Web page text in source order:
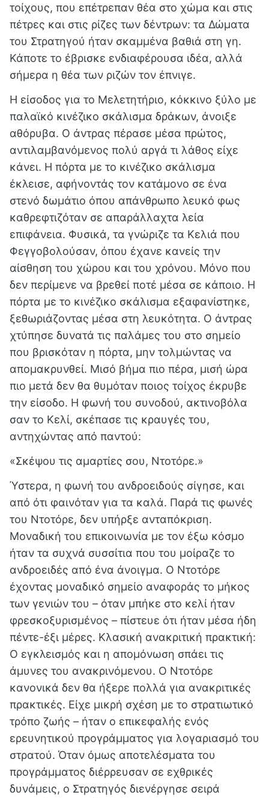
τοίχους, που επέτρεπαν θέα στο χώμα και στις
πέτρες και στις ρίζες των δέντρων: τα Δώματα
του Στρατηγού ήταν σκαμμένα βαθιά στη γη.
Κάποτε το έβρισκε ενδιαφέρουσα ιδέα, αλλά
σήμερα η θέα των ριζών τον έπνιγε.
Η είσοδος για το Μελετητήριο, κόκκινο ξύλο με
παλαϊκό κινέζικο σκάλισμα δράκων, άνοιξε
αθόρυβα. Ο άντρας πέρασε μέσα πρώτος,
αντιλαμβανόμενος πολύ αργά τι λάθος είχε
κάνει. Η πόρτα με το κινέζικο σκάλισμα
έκλεισε, αφήνοντάς τον κατάμονο σε ένα
στενό δωμάτιο όπου απάνθρωπο λευκό φως
καθρεφτιζόταν σε απαράλλαχτα λεία
επιφάνεια. Φυσικά, τα γνώριζε τα Κελιά που
Φεγγοβολούσαν, όπου έχανε κανείς την
αίσθηση του χώρου και του χρόνου. Μόνο που
δεν περίμενε να βρεθεί ποτέ μέσα σε κάποιο. Η
πόρτα με το κινέζικο σκάλισμα εξαφανίστηκε,
ξεθωριάζοντας μέσα στη λευκότητα. Ο άντρας
χτύπησε δυνατά τις παλάμες του στο σημείο
που βρισκόταν η πόρτα, μην τολμώντας να
απομακρυνθεί. Μισό βήμα πιο πέρα, μισή ώρα
πιο μετά δεν θα θυμόταν ποιος τοίχος έκρυβε
την είσοδο. Η φωνή του συνοδού, ακτινοβόλα
σαν το Κελί, σκέπασε τις κραυγές του,
αντηχώντας από παντού:
«Σκέψου τις αμαρτίες σου, Ντοτόρε.»
Ύστερα, η φωνή του ανδροειδούς σίγησε, και
από ότι φαινόταν για τα καλά. Παρά τις φωνές
του Ντοτόρε, δεν υπήρξε ανταπόκριση.
Μοναδική του επικοινωνία με τον έξω κόσμο
ήταν τα συχνά συσσίτια που του μοίραζε το
ανδροειδές από ένα άνοιγμα. Ο Ντοτόρε
έχοντας μοναδικό σημείο αναφοράς το μήκος
των γενιών του – όταν μπήκε στο κελί ήταν
φρεσκοξυρισμένος – πίστευε ότι ήταν μέσα ήδη
πέντε-έξι μέρες. Κλασική ανακριτική πρακτική:
Ο εγκλεισμός και η απομόνωση σπάει τις
άμυνες του ανακρινόμενου. Ο Ντοτόρε
κανονικά δεν θα ήξερε πολλά για ανακριτικές
πρακτικές. Είχε μικρή σχέση με το στρατιωτικό
τρόπο ζωής – ήταν ο επικεφαλής ενός
ερευνητικού προγράμματος για λογαριασμό του
στρατού. Όταν όμως αποτελέσματα του
προγράμματος διέρρευσαν σε εχθρικές
δυνάμεις, ο Στρατηγός διενέργησε σειρά